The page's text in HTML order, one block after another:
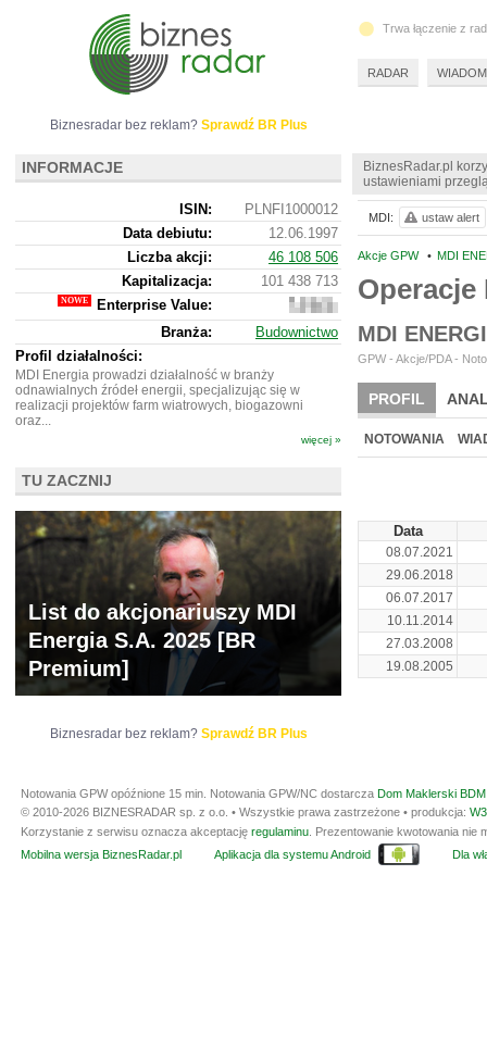
BiznesRadar.pl
ustawieniami
Akcje GPW • MDI
Operacje
MDI
GPW - Akcje/PDA -
PROFIL
BR LAB
NOTOWANIA
Data
08.07.2021
29.06.2018
06.07.2017
10.11.2014
27.03.2008
19.08.2005
MDI: ustaw alert
Biznesradar bez reklam? Sprawdź BR Plus
INFORMACJE
ISIN:
PLNFI1000012
Data debiutu:
12.06.1997
Liczba akcji:
46 108 506
Kapitalizacja:
101 438 713
Enterprise Value:
063
713
Branża:
Budownictwo
Profil działalności:
MDI Energia prowadzi działalność w branży
odnawialnych źródeł energii, specjalizując się w
realizacji projektów farm wiatrowych, biogazowni
oraz...
więcej »
TU ZACZNIJ
List do akcjonariuszy MDI
Energia S.A. 2025 [BR
Premium]
Biznesradar bez reklam? Sprawdź BR Plus
Trwa łączenie z
RADAR
Notowania GPW opóźnione 15 min. Notowania GPW/NC dostarcza Dom Maklerski
© 2010-2026 BIZNESRADAR sp. z o.o. • Wszystkie prawa zastrzeżone • produkcja:
Korzystanie z serwisu oznacza akceptację regulaminu . Prezentowanie kwotowania
Mobilna wersja BiznesRadar.pl
Aplikacja dla systemu Android Dla